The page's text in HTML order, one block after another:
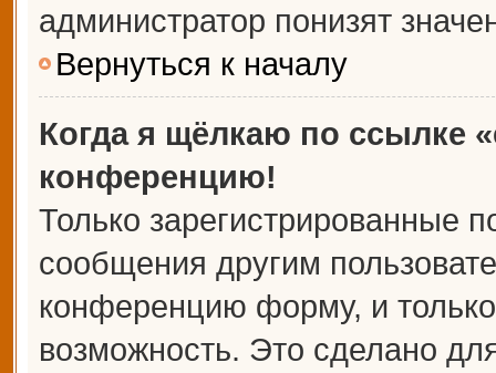
администратор понизят
Вернуться к началу
Когда я щёлкаю по ссылке
конференцию!
Только зарегистрированные
сообщения другим
конференцию форму, и
возможность. Это сделано